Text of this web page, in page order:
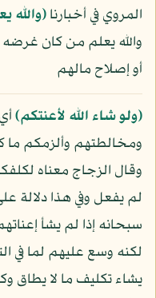
المروي في أخبارنا
والله يعلم من كان
أو إصلاح مالهم
﴿ولو شاء الله لأعنتكم﴾
ومخالطتهم وألزمكم ما
وقال الزجاج معناه
لم يفعل وفي هذا دلالة
سبحانه إذا لم يشأ
لكنه وسع عليهم لما في
يشاء تكليف ما لا يطاق